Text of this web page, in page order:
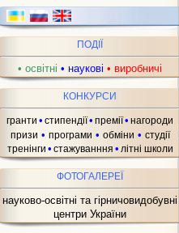
ПОДІЇ
• освітні • наукові • виробничі
КОНКУРСИ
гранти • стипендії• премії• нагороди
призи • програми • обміни • студії
тренінги • стажуванння • літні школи
ФОТОГАЛЕРЕЇ
науково-освітні та гірничовидобувні
центри України